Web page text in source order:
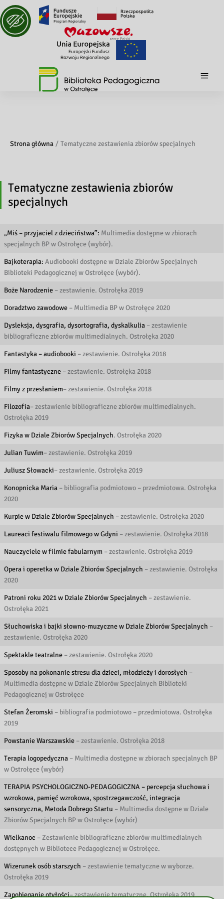
Strona główna Tematyczne zestawienia zbiorów specjalnych
Tematyczne zestawienia zbiorów
specjalnych
„Miś – przyjaciel z dzieciństwa”: Multimedia dostępne w zbiorach
specjalnych BP w Ostrołęce (wybór).
Bajkoterapia: Audiobooki dostępne w Dziale Zbiorów Specjalnych
Biblioteki Pedagogicznej w Ostrołęce (wybór).
Boże Narodzenie– zestawienie. Ostrołęka 2019
Doradztwo zawodowe– Multimedia BP w Ostrołęce 2020
Dysleksja, dysgrafia, dysortografia, dyskalkulia– zestawienie
bibliograficzne zbiorów multimedialnych. Ostrołęka 2020
Fantastyka – audiobooki – zestawienie. Ostrołęka 2018
Filmy fantastyczne– zestawienie. Ostrołęka 2018
Filmy z przesłaniem– zestawienie. Ostrołęka 2018
Filozofia– zestawienie bibliograficzne zbiorów multimedialnych.
Ostrołęka 2019
Fizyka w Dziale Zbiorów Specjalnych. Ostrołęka 2020
Julian Tuwim– zestawienie. Ostrołęka 2019
Juliusz Słowacki– zestawienie. Ostrołęka 2019
Konopnicka Maria– bibliografia podmiotowo – przedmiotowa. Ostrołęka
2020
Kurpie w Dziale Zbiorów Specjalnych – zestawienie. Ostrołęka 2020
Laureaci festiwalu filmowego w Gdyni – zestawienie. Ostrołęka 2018
Nauczyciele w filmie fabularnym– zestawienie. Ostrołęka 2019
Opera i operetka w Dziale Zbiorów Specjalnych – zestawienie. Ostrołęka
2020
Patroni roku 2021 w Dziale Zbiorów Specjalnych – zestawienie.
Ostrołęka 2021
Słuchowiska i bajki słowno-muzyczne w Dziale Zbiorów Specjalnych –
zestawienie. Ostrołęka 2020
Spektakle teatralne– zestawienie. Ostrołęka 2020
Sposoby na pokonanie stresu dla dzieci, młodzieży i dorosłych –
Multimedia dostępne w Dziale Zbiorów Specjalnych Biblioteki
Pedagogicznej w Ostrołęce
Stefan Żeromski – bibliografia podmiotowo – przedmiotowa. Ostrołęka
2019
Powstanie Warszawskie– zestawienie. Ostrołęka 2018
Terapia logopedyczna– Multimedia dostępne w zbiorach specjalnych BP
w Ostrołęce (wybór)
TERAPIA PSYCHOLOGICZNO-PEDAGOGICZNA – percepcja słuchowa i
wzrokowa, pamięć wzrokowa, spostrzegawczość, integracja
sensoryczna, Metoda Dobrego Startu – Multimedia dostępne w Dziale
Zbiorów Specjalnych BP w Ostrołęce (wybór)
Wielkanoc – Zestawienie bibliograficzne zbiorów multimedialnych
dostępnych w Bibliotece Pedagogicznej w Ostrołęce.
Wizerunek osób starszych – zestawienie tematyczne w wyborze.
Ostrołęka 2019
Zapobieganie otyłości– zestawienie tematyczne. Ostrołęka 2019